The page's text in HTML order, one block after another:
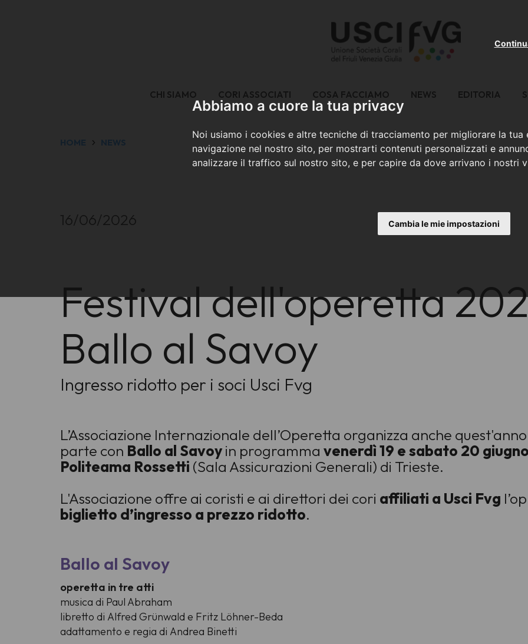
Abbiamo a cuore la tua privacy
Noi usiamo i cookies e altre tecniche di tracciamento per migliorare la tua
navigazione nel nostro sito, per mostrarti contenuti personalizzati e
analizzare il traffico sul nostro sito, e per capire da dove arrivano i nostri
Cambia le mie impostazioni
CHI SIAMO CORI ASSOCIATI COSA FACCIAMO NEWS EDITORIA
HOME NEWS
16/06/2026
Festival dell'operetta
Ballo al Savoy
Ingresso ridotto per i soci Usci Fvg
L’Associazione Internazionale dell’Operetta organizza anche
parte con Ballo al Savoyin programma venerdì 19 e sabato 20
Politeama Rossetti (Sala Assicurazioni Generali) di Trieste.
L'Associazione offre ai coristi e ai direttori dei cori affiliati a Usci Fvg
biglietto d’ingresso a prezzo ridotto.
Ballo al Savoy
operetta in tre atti
musica di Paul Abraham
libretto di Alfred Grünwald e Fritz Löhner-Beda
adattamento e regia di Andrea Binetti